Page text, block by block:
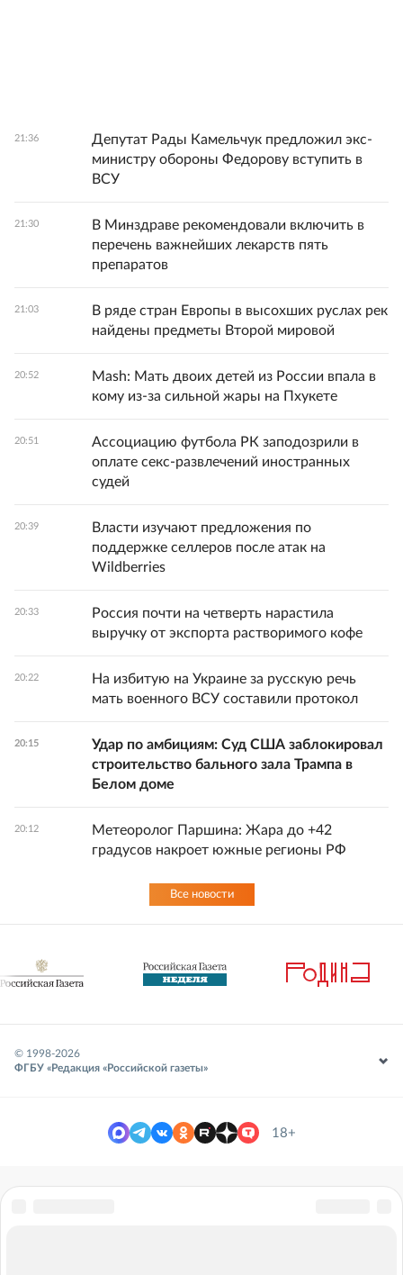
21:36
Депутат Рады Камельчук предложил экс-
министру обороны Федорову вступить в
ВСУ
21:30
В Минздраве рекомендовали включить в
перечень важнейших лекарств пять
препаратов
21:03
В ряде стран Европы в высохших руслах рек
найдены предметы Второй мировой
20:52
Mash: Мать двоих детей из России впала в
кому из-за сильной жары на Пхукете
20:51
Ассоциацию футбола РК заподозрили в
оплате секс-развлечений иностранных
судей
20:39
Власти изучают предложения по
поддержке селлеров после атак на
Wildberries
20:33
Россия почти на четверть нарастила
выручку от экспорта растворимого кофе
20:22
На избитую на Украине за русскую речь
мать военного ВСУ составили протокол
20:15
Удар по амбициям: Суд США заблокировал
строительство бального зала Трампа в
Белом доме
20:12
Метеоролог Паршина: Жара до +42
градусов накроет южные регионы РФ
Все новости
© 1998-2026
ФГБУ «Редакция «Российской газеты»
18+